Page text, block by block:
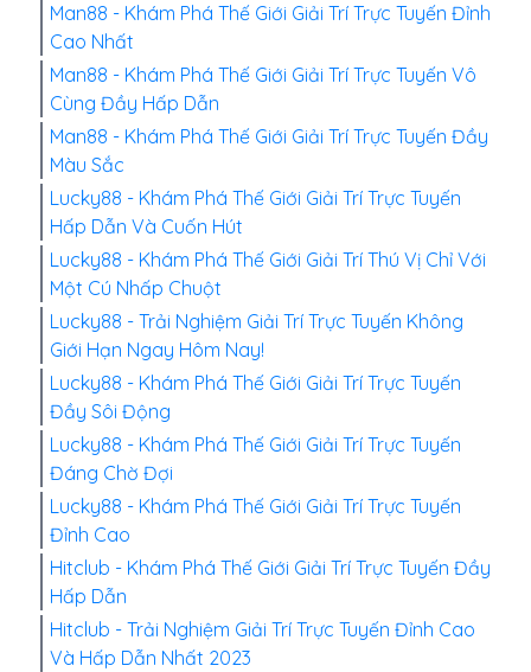
Man88 - Khám Phá Thế Giới Giải Trí Trực Tuyến Đỉnh
Cao Nhất
Man88 - Khám Phá Thế Giới Giải Trí Trực Tuyến Vô
Cùng Đầy Hấp Dẫn
Man88 - Khám Phá Thế Giới Giải Trí Trực Tuyến Đầy
Màu Sắc
Lucky88 - Khám Phá Thế Giới Giải Trí Trực Tuyến
Hấp Dẫn Và Cuốn Hút
Lucky88 - Khám Phá Thế Giới Giải Trí Thú Vị Chỉ Với
Một Cú Nhấp Chuột
Lucky88 - Trải Nghiệm Giải Trí Trực Tuyến Không
Giới Hạn Ngay Hôm Nay!
Lucky88 - Khám Phá Thế Giới Giải Trí Trực Tuyến
Đầy Sôi Động
Lucky88 - Khám Phá Thế Giới Giải Trí Trực Tuyến
Đáng Chờ Đợi
Lucky88 - Khám Phá Thế Giới Giải Trí Trực Tuyến
Đỉnh Cao
Hitclub - Khám Phá Thế Giới Giải Trí Trực Tuyến Đầy
Hấp Dẫn
Hitclub - Trải Nghiệm Giải Trí Trực Tuyến Đỉnh Cao
Và Hấp Dẫn Nhất 2023